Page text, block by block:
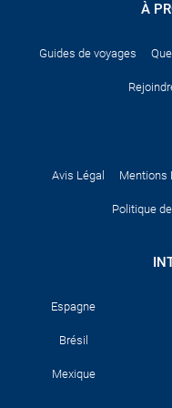
Pour vous en assurer,
services consulaires du
À
Guides de voyages
Avis Légal Mentions
Politique
Espagne
Brésil
Mexique